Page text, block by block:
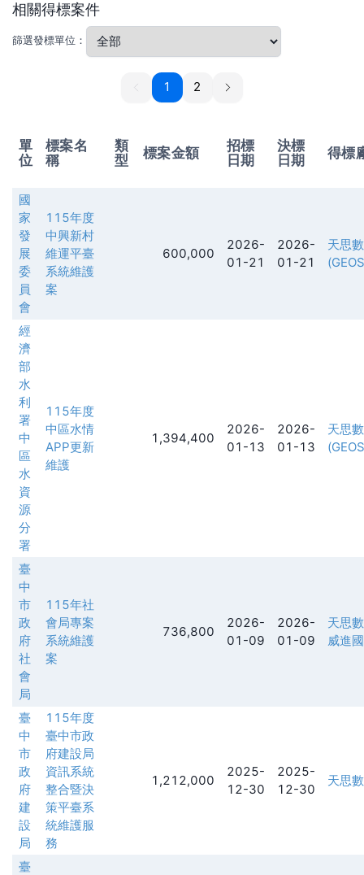
相關得標案件
篩選發標單位：
11 2
單
位
標案名
稱
類
型
標案金額
招標
日期
決標
日期
得標
國
家
發
展
委
員
會
115年度
中興新村
維運平臺
系統維護
案
600,000
2026-
01-21
2026-
01-21
天思
經
濟
部
水
利
署
中
區
水
資
源
分
署
115年度
中區水情
APP更新
維護
1,394,400
2026-
01-13
2026-
01-13
天思
臺
中
市
政
府
社
會
局
115年社
會局專案
系統維護
案
736,800
2026-
01-09
2026-
01-09
天思
威進
臺
中
市
政
府
建
設
局
115年度
臺中市政
府建設局
資訊系統
整合暨決
策平臺系
統維護服
務
1,212,000
2025-
12-30
2025-
12-30
天思
臺